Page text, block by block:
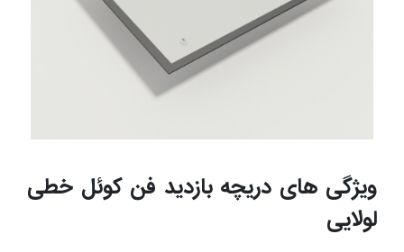
ویژگی های دریچه بازدید فن کوئل خطی
لولایی